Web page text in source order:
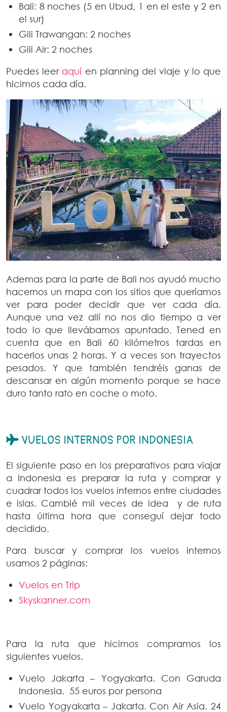
Bali: 8 noches (5 en Ubud, 1 en el este y 2 en
el sur)
Gili Trawangan: 2 noches
Gili Air: 2 noches
Puedes leer aquí en planning del viaje y lo que
hicimos cada día.
Ademas para la parte de Bali nos ayudó mucho
hacernos un mapa con los sitios que queríamos
ver para poder decidir que ver cada día.
Aunque una vez allí no nos dio tiempo a ver
todo lo que llevábamos apuntado. Tened en
cuenta que en Bali 60 kilómetros tardas en
hacerlos unas 2 horas. Y a veces son trayectos
pesados. Y que también tendréis ganas de
descansar en algún momento porque se hace
duro tanto rato en coche o moto.
VUELOS INTERNOS POR INDONESIA
El siguiente paso en los preparativos para viajar
a Indonesia es preparar la ruta y comprar y
cuadrar todos los vuelos internos entre ciudades
e islas. Cambié mil veces de idea y de ruta
hasta última hora que conseguí dejar todo
decidido.
Para buscar y comprar los vuelos internos
usamos 2 páginas:
Vuelos en Trip
Skyskanner.com
Para la ruta que hicimos compramos los
siguientes vuelos.
Vuelo Jakarta – Yogyakarta. Con Garuda
Indonesia. 55 euros por persona
Vuelo Yogyakarta – Jakarta. Con Air Asia. 24